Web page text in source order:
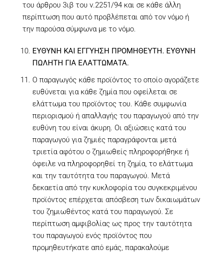
του άρθρου 3ιβ του ν.2251/94 και σε κάθε άλλη
περίπτωση που αυτό προβλέπεται από τον νόμο ή
την παρούσα σύμφωνα με το νόμο.
ΕΥΘΥΝΗ ΚΑΙ ΕΓΓΥΗΣΗ ΠΡΟΜΗΘΕΥΤΗ. ΕΥΘΥΝΗ
ΠΩΛΗΤΗ ΓΙΑ ΕΛΑΤΤΩΜΑΤΑ.
Ο παραγωγός κάθε προϊόντος το οποίο αγοράζετε
ευθύνεται για κάθε ζημία που οφείλεται σε
ελάττωμα του προϊόντος του. Κάθε συμφωνία
περιορισμού ή απαλλαγής του παραγωγού από την
ευθύνη του είναι άκυρη. Οι αξιώσεις κατά του
παραγωγού για ζημιές παραγράφονται μετά
τριετία αφότου ο ζημιωθείς πληροφορήθηκε ή
όφειλε να πληροφορηθεί τη ζημία, το ελάττωμα
και την ταυτότητα του παραγωγού. Μετά
δεκαετία από την κυκλοφορία του συγκεκριμένου
προϊόντος επέρχεται απόσβεση των δικαιωμάτων
του ζημιωθέντος κατά του παραγωγού. Σε
περίπτωση αμφιβολίας ως προς την ταυτότητα
του παραγωγού ενός προϊόντος που
προμηθευτήκατε από εμάς, παρακαλούμε